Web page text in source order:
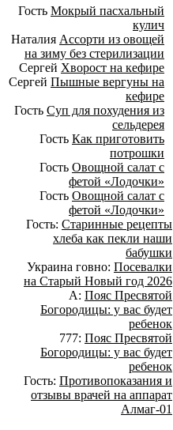
Гость Мокрый пасхальный
кулич
Наталия Ассорти из овощей
на зиму без стерилизации
Сергей Хворост на кефире
Сергей Пышные вергуны на
кефире
Гость Суп для похудения из
сельдерея
Гость Как приготовить
потрошки
Гость Овощной салат с
фетой «Лодочки»
Гость Овощной салат с
фетой «Лодочки»
Гость: Старинные рецепты
хлеба как пекли наши
бабушки
Украина говно: Посевалки
на Старый Новый год 2026
А: Пояс Пресвятой
Богородицы: у вас будет
ребенок
777: Пояс Пресвятой
Богородицы: у вас будет
ребенок
Гость: Противопоказания и
отзывы врачей на аппарат
Алмаг-01